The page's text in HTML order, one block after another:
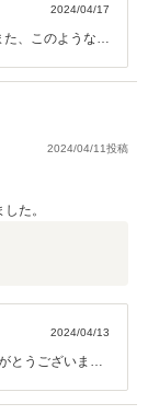
2024/04/17
くお願いいたし
2024/04/11投稿
た。
2024/04/13
とうございまし
い致します。 カ